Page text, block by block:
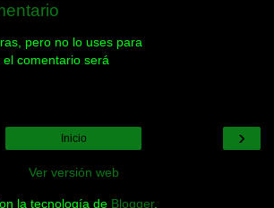
pero no lo uses para
comentario será
›
Inicio
Ver versión web
la tecnología de Blogger.